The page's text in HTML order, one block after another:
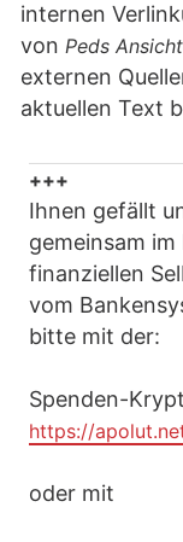
internen
von Peds
externen
aktuellen Text
+++
Ihnen gefällt
gemeinsam
finanziellen
vom
bitte mit der:
Spenden-
https://
oder mit